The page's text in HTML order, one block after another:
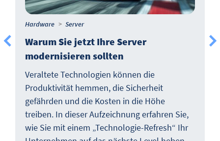
Hardware Server
Warum Sie jetzt Ihre Server
modernisieren sollten
Veraltete Technologien können die
Produktivität hemmen, die Sicherheit
gefährden und die Kosten in die Höhe
treiben. In dieser Aufzeichnung erfahren Sie,
wie Sie mit einem „Technologie-Refresh“ Ihr